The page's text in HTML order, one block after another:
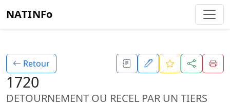
NATINFo
Retour
1720
DETOURNEMENT OU RECEL PAR UN TIERS